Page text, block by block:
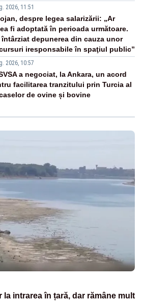
2026, 11:51
despre legea salarizării: „Ar
fi adoptată în perioada următoare.
întârziat depunerea din cauza unor
iresponsabile în spaţiul public”
2026, 10:57
a negociat, la Ankara, un acord
facilitarea tranzitului prin Turcia al
de ovine și bovine
la intrarea în țară, dar rămâne mult